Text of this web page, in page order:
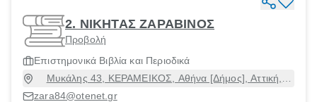
2. ΝΙΚΗΤΑΣ ΖΑΡΑΒΙΝΟΣ
Προβολή
Επιστημονικά Βιβλία και Περιοδικά
Μυκάλης 43, ΚΕΡΑΜΕΙΚΟΣ, Αθήνα [Δήμος], Αττική,
zara84@otenet.gr